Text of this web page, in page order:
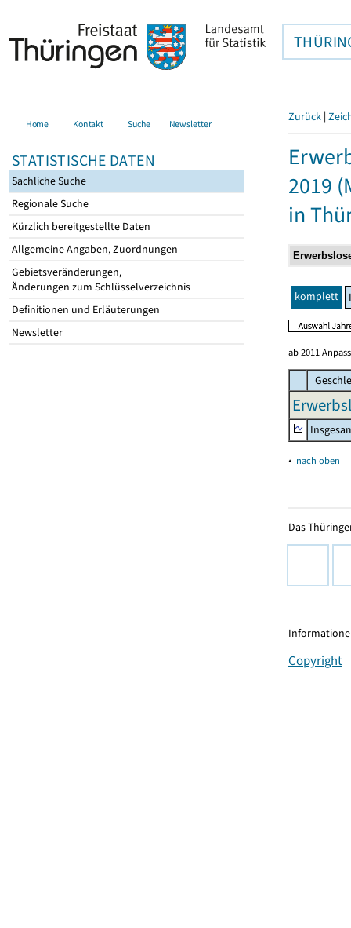
Home Kontakt Suche Newsletter
STATISTISCHE DATEN
Sachliche Suche
Regionale Suche
Kürzlich bereitgestellte Daten
Allgemeine Angaben, Zuordnungen
Gebietsveränderungen,
Änderungen zum Schlüsselverzeichnis
Definitionen und Erläuterungen
Newsletter
Zurück |
2019
in
komplett
ab 2011
▴ nach oben
Das
Copyright